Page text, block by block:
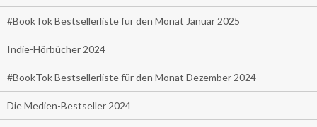
#BookTok Bestsellerliste für den Monat Januar 2025
Indie-Hörbücher 2024
#BookTok Bestsellerliste für den Monat Dezember 2024
Die Medien-Bestseller 2024